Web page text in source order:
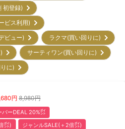
初登録)
ビス利用)
ビュー)
ラクマ(買い回りに)
)
サーティワン(買い回りに)
りに)
円 8,980円
パーDEAL 20%㌽
㌽)
ジャンルSALE(＋2倍㌽)